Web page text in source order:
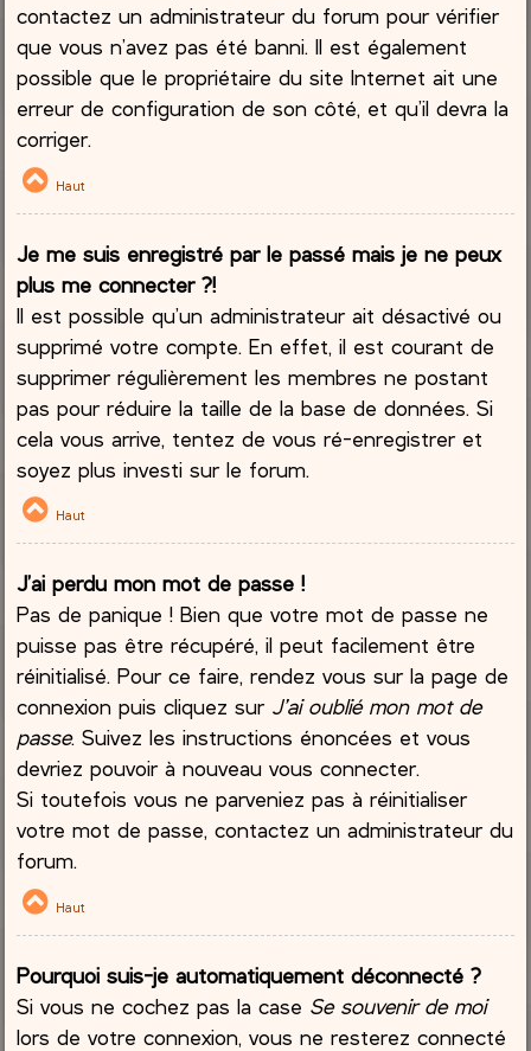
contactez un administrateur du forum pour vérifier
que vous n’avez pas été banni. Il est également
possible que le propriétaire du site Internet ait une
erreur de configuration de son côté, et qu’il devra la
corriger.
Haut
Je me suis enregistré par le passé mais je ne peux
plus me connecter ?!
Il est possible qu’un administrateur ait désactivé ou
supprimé votre compte. En effet, il est courant de
supprimer régulièrement les membres ne postant
pas pour réduire la taille de la base de données. Si
cela vous arrive, tentez de vous ré-enregistrer et
soyez plus investi sur le forum.
Haut
J’ai perdu mon mot de passe !
Pas de panique ! Bien que votre mot de passe ne
puisse pas être récupéré, il peut facilement être
réinitialisé. Pour ce faire, rendez vous sur la page de
connexion puis cliquez sur J’ai oublié mon mot de
passe. Suivez les instructions énoncées et vous
devriez pouvoir à nouveau vous connecter.
Si toutefois vous ne parveniez pas à réinitialiser
votre mot de passe, contactez un administrateur du
forum.
Haut
Pourquoi suis-je automatiquement déconnecté ?
Si vous ne cochez pas la case Se souvenir de moi
lors de votre connexion, vous ne resterez connecté